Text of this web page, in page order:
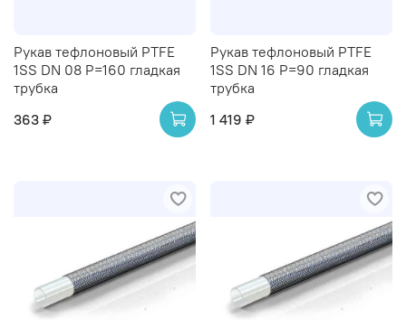
Рукав тефлоновый PTFE
1SS DN 08 P=160 гладкая
трубка
363 ₽
Рукав тефлоновый PTFE
1SS DN 16 P=90 гладкая
трубка
1 419 ₽